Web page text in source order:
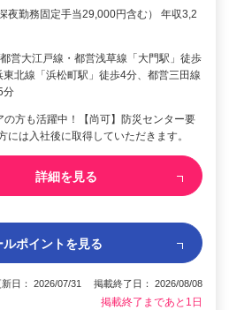
夜勤務固定手当29,000円含む） 年収3,2
営大江戸線・都営浅草線「大門駅」徒歩
北線「浜松町駅」徒歩4分、都営三田線
分
方も活躍中！【尚可】防災センター要
には入社後に取得していただきます。
詳細を見る
ルポイントを見る
新日： 2026/07/31 掲載終了日： 2026/08/08
掲載終了まであと1日